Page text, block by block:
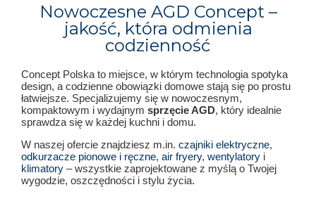
Nowoczesne AGD Concept –
jakość, która odmienia
codzienność
Concept Polska to miejsce, w którym technologia spotyka
design, a codzienne obowiązki domowe stają się po prostu
łatwiejsze. Specjalizujemy się w nowoczesnym,
kompaktowym i wydajnym sprzęcie AGD, który idealnie
sprawdza się w każdej kuchni i domu.
W naszej ofercie znajdziesz m.in. czajniki elektryczne,
odkurzacze pionowe i ręczne, air fryery, wentylatory i
klimatory – wszystkie zaprojektowane z myślą o Twojej
wygodzie, oszczędności i stylu życia.